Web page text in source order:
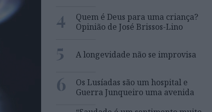
4
Quem é Deus para uma criança?
Opinião de José Brissos-Lino
5 A longevidade não se improvisa
6
Os Lusíadas são um hospital e
Guerra Junqueiro uma avenida